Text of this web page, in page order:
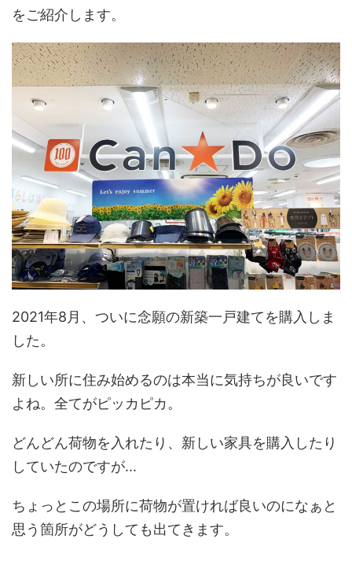
をご紹介します。
2021年8月、ついに念願の新築一戸建てを購入しま
した。
新しい所に住み始めるのは本当に気持ちが良いです
よね。全てがピッカピカ。
どんどん荷物を入れたり、新しい家具を購入したり
していたのですが...
ちょっとこの場所に荷物が置ければ良いのになぁと
思う箇所がどうしても出てきます。